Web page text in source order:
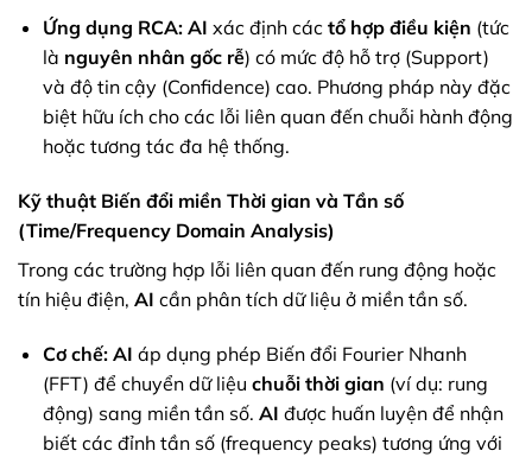
Ứng dụng RCA: AI xác định các tổ hợp điều kiện (tức
là nguyên nhân gốc rễ) có mức độ hỗ trợ (Support)
và độ tin cậy (Confidence) cao. Phương pháp này đặc
biệt hữu ích cho các lỗi liên quan đến chuỗi hành động
hoặc tương tác đa hệ thống.
Kỹ thuật Biến đổi miền Thời gian và Tần số
(Time/Frequency Domain Analysis)
Trong các trường hợp lỗi liên quan đến rung động hoặc
tín hiệu điện, AI cần phân tích dữ liệu ở miền tần số.
Cơ chế: AI áp dụng phép Biến đổi Fourier Nhanh
(FFT) để chuyển dữ liệu chuỗi thời gian (ví dụ: rung
động) sang miền tần số. AI được huấn luyện để nhận
biết các đỉnh tần số (frequency peaks) tương ứng với